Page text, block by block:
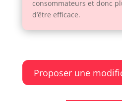
consommateurs et donc
d’être efficace.
Proposer une